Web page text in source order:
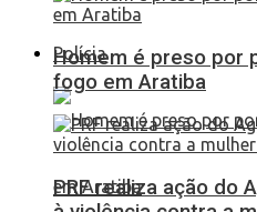
Polícia
Homem é preso por
fogo em Aratiba
PRF realiza ação do